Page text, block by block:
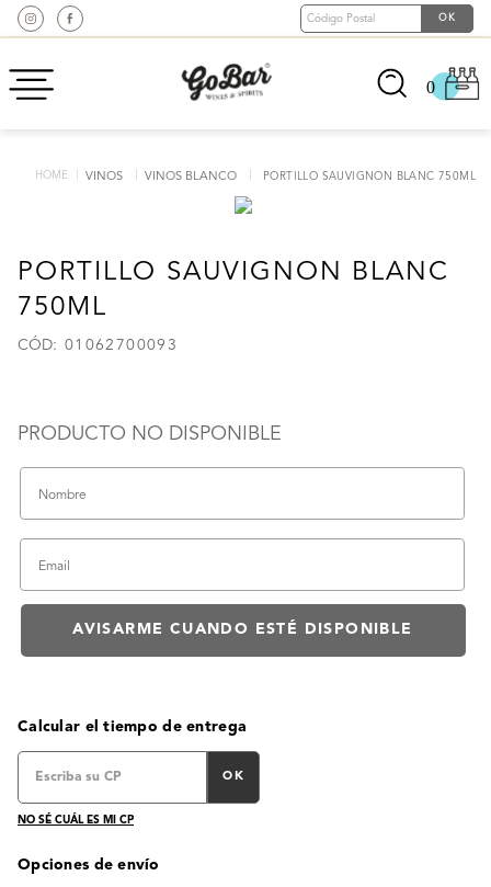
0
VINOS VINOS BLANCO PORTILLO SAUVIGNON BLANC 750ML
PORTILLO SAUVIGNON BLANC
750ML
: 01062700093
Calcular el tiempo de entrega
OK
NO SÉ CUÁL ES MI CP
Opciones de envío